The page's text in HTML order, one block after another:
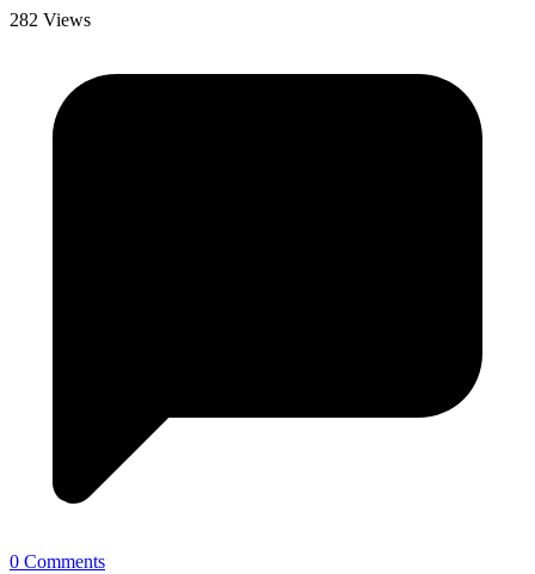
282 Views
0 Comments